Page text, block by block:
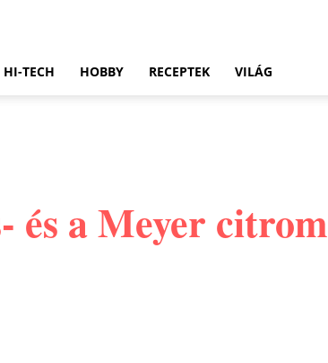
HI-TECH HOBBY RECEPTEK VILÁG
és a Meyer citrom